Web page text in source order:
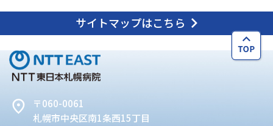
サイトマップはこちら
〒060-0061
札幌市中央区南1条西15丁目